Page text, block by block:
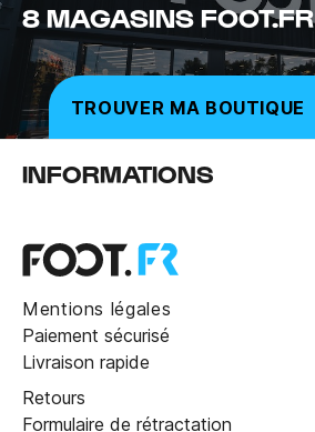
8 MAGASINS FOOT.FR
TROUVER MA BOUTIQUE
INFORMATIONS
Mentions légales
Paiement sécurisé
Livraison rapide
Retours
Formulaire de rétractation